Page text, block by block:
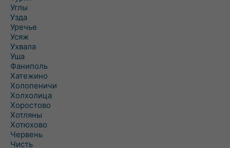
Углы
Узда
Уречье
Усяж
Ухвала
Уша
Фаниполь
Хатежино
Холопеничи
Холхолица
Хоростово
Хотляны
Хотюхово
Червень
Чисть